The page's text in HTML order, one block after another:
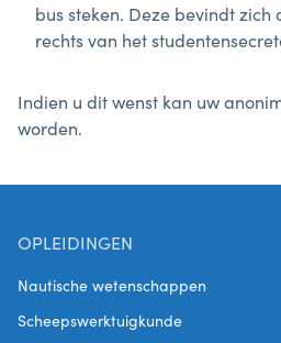
bus steken. Deze bevindt zich
rechts van het
Indien u dit wenst kan uw
worden.
OPLEIDINGEN
Nautische wetenschappen
Scheepswerktuigkunde